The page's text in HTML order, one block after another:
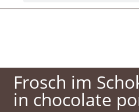
Frosch im
in chocolate